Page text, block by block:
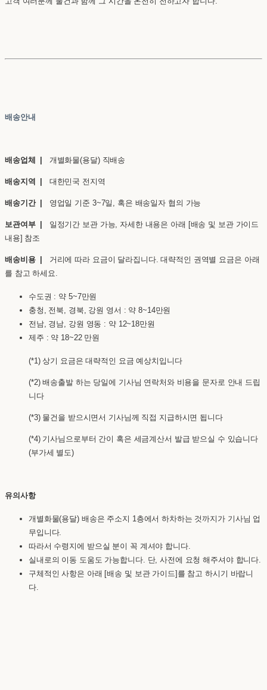
배송안내
배송업체 | 개별화물(용달) 직배송
배송지역 | 대한민국 전지역
배송기간 | 영업일 기준 3~7일, 혹은 배송일자 협의 가능
보관여부 | 일정기간 보관 가능, 자세한 내용은 아래 [배송 및 보관 가이드
내용] 참조
배송비용 | 거리에 따라 요금이 달라집니다. 대략적인 권역별 요금은 아래
를 참고 하세요.
수도권 : 약 5~7만원
충청, 전북, 경북, 강원 영서 : 약 8~14만원
전남, 경남, 강원 영동 : 약 12~18만원
제주 : 약 18~22 만원
(*1) 상기 요금은 대략적인 요금 예상치입니다
(*2) 배송출발 하는 당일에 기사님 연락처와 비용을 문자로 안내 드립
니다
(*3) 물건을 받으시면서 기사님께 직접 지급하시면 됩니다
(*4) 기사님으로부터 간이 혹은 세금계산서 발급 받으실 수 있습니다
(부가세 별도)
유의사항
개별화물(용달) 배송은 주소지 1층에서 하차하는 것까지가 기사님 업
무입니다.
따라서 수령지에 받으실 분이 꼭 계셔야 합니다.
실내로의 이동 도움도 가능합니다. 단, 사전에 요청 해주셔야 합니다.
구체적인 사항은 아래 [배송 및 보관 가이드]를 참고 하시기 바랍니
다.